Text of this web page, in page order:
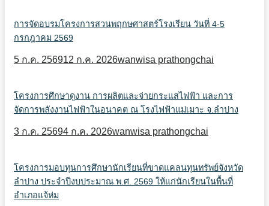
การจัดอบรมโครงการสวนพฤกษศาสตร์โรงเรียน วันที่ 4-5
กรกฎาคม 2569
5 ก.ค. 256912 ก.ค. 2026wanwisa prathongchai
โครงการศึกษาดูงาน การผลิตและจ่ายกระแสไฟฟ้า และการ
จัดการพลังงานไฟฟ้าในอนาคต ณ โรงไฟฟ้าแม่เมาะ จ.ลำปาง
3 ก.ค. 25694 ก.ค. 2026wanwisa prathongchai
โครงการมอบทุนการศึกษานักเรียนที่ขาดแคลนทุนทรัพย์จังหวัด
ลำปาง ประจำปีงบประมาณ พ.ศ. 2569 ให้แก่นักเรียนในพื้นที่
อำเภอแจ้ห่ม